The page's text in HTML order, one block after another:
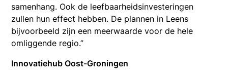
samenhang. Ook de leefbaarheidsinvesteringen
zullen hun effect hebben. De plannen in Leens
bijvoorbeeld zijn een meerwaarde voor de hele
omliggende regio.”
Innovatiehub Oost-Groningen